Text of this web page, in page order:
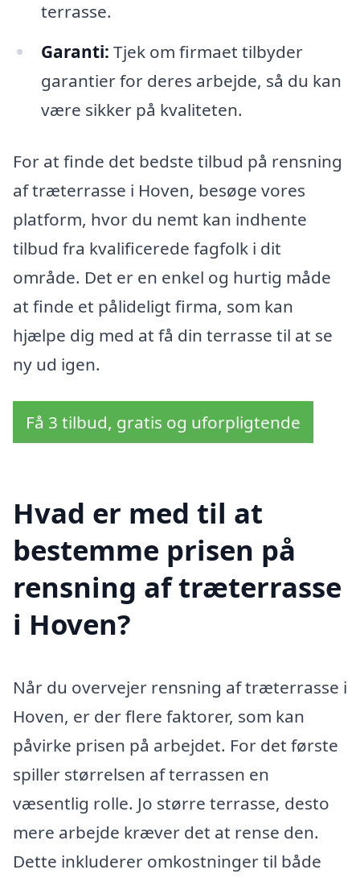
terrasse.
Garanti: Tjek om firmaet tilbyder
garantier for deres arbejde, så du kan
være sikker på kvaliteten.
For at finde det bedste tilbud på rensning
af træterrasse i Hoven, besøge vores
platform, hvor du nemt kan indhente
tilbud fra kvalificerede fagfolk i dit
område. Det er en enkel og hurtig måde
at finde et pålideligt firma, som kan
hjælpe dig med at få din terrasse til at se
ny ud igen.
Få 3 tilbud, gratis og uforpligtende
Hvad er med til at
bestemme prisen på
rensning af træterrasse
i Hoven?
Når du overvejer rensning af træterrasse i
Hoven, er der flere faktorer, som kan
påvirke prisen på arbejdet. For det første
spiller størrelsen af terrassen en
væsentlig rolle. Jo større terrasse, desto
mere arbejde kræver det at rense den.
Dette inkluderer omkostninger til både